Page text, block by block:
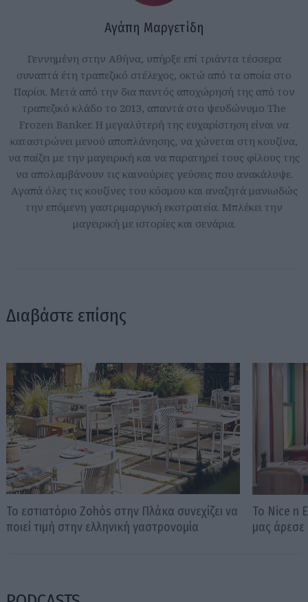
Αγάπη Μαργετίδη
Γεννημένη στην Αθήνα, υπήρξε επί τριάντα τέσσερα
συναπτά έτη τραπεζικό στέλεχος, οκτώ από τα οποία στο
Παρίσι. Μετά από την δια παντός αποχώρησή της από τον
τραπεζικό κλάδο το 2013, απαντά στο ψευδώνυμο The
Frozen Banker. Η μεγαλύτερή της ευχαρίστηση είναι να
καταστρώνει μενού αποπλάνησης, να χώνεται στη κουζίνα,
να παίζει με την μαγειρική και να παρατηρεί τους φίλους της
να απολαμβάνουν τις καινούριες γεύσεις που ανακάλυψε.
Αγαπά όλες τις κουζίνες του κόσμου και αναζητά μανιωδώς
την επόμενη γαστριμαργική εκστρατεία. Μπλέκει την
μαγειρική με ιστορίες και σενάρια.
Διαβάστε επίσης
Το εστιατόριο Zohόs στην Πλάκα συνεχίζει να
ποιεί τιμή στην ελληνική γαστρονομία
Το Nice n
μας άρεσε